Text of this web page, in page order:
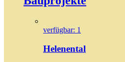
verfügbar: 1
Helenental